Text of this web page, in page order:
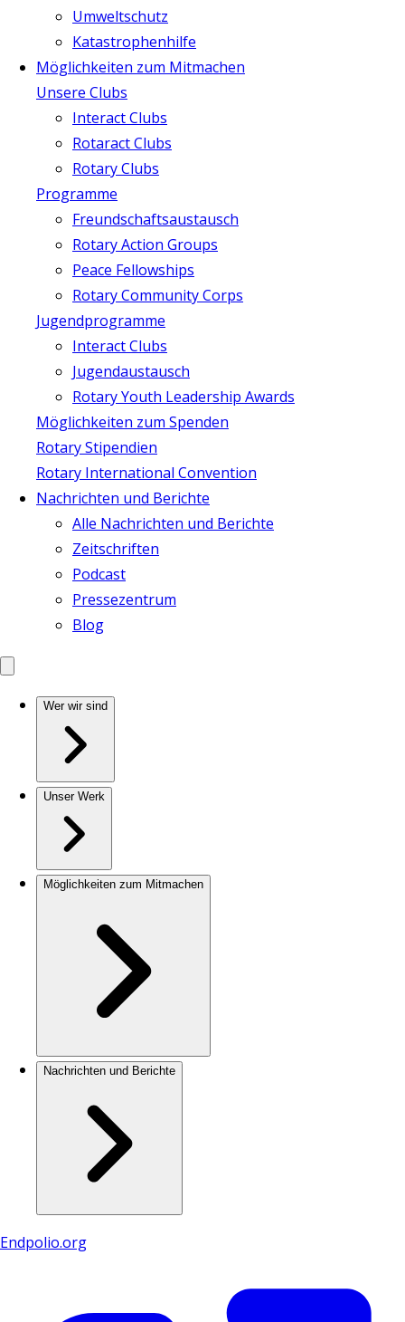
Umweltschutz
Katastrophenhilfe
Möglichkeiten zum Mitmachen
Unsere Clubs
Interact Clubs
Rotaract Clubs
Rotary Clubs
Programme
Freundschaftsaustausch
Rotary Action Groups
Peace Fellowships
Rotary Community Corps
Jugendprogramme
Interact Clubs
Jugendaustausch
Rotary Youth Leadership Awards
Möglichkeiten zum Spenden
Rotary Stipendien
Rotary International Convention
Nachrichten und Berichte
Alle Nachrichten und Berichte
Zeitschriften
Podcast
Pressezentrum
Blog
Wer wir sind
Unser Werk
Möglichkeiten zum Mitmachen
Nachrichten und Berichte
Endpolio.org